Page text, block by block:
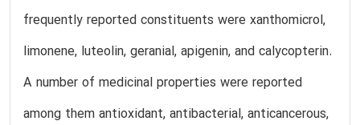
frequently reported constituents were xanthomicrol,
limonene, luteolin, geranial, apigenin, and calycopterin.
A number of medicinal properties were reported
among them antioxidant, antibacterial, anticancerous,